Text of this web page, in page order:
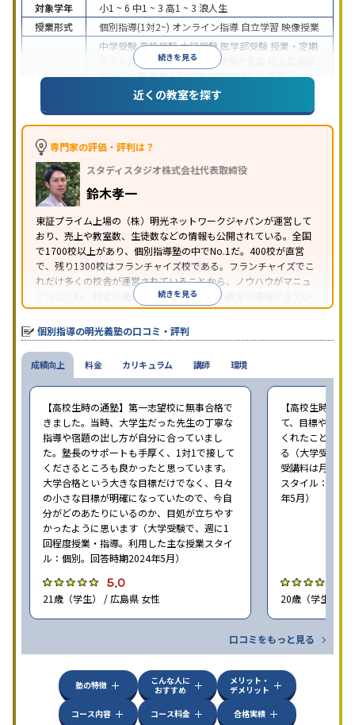
続きを見る
対象学年 小1 ~ 6 中1 ~ 3 高1 ~ 3 浪人生
授業形式
個別指導(1対2~) オンライン指導 自立学習 映像授業
中学受験高校受験大学受験 医学部受験 授業・定期
テスト対策
内申点対策 学習習慣の定着
(旧AO)対策推薦入試対策学校別特化対策国公立大
私大対策共通テスト対策
英語・英会話特化
対策その他科目別特化対策
特徴
中高一貫校生に対応
の振替可能
を利用オンライン対応1科目から受講可能
習のみの受講可
り
※2023年3月調査。小学校高学年の個別指導塾アンケート調査方法を参
近くの教室を探す
専門家の評価・評判は？
スタディスタジオ株式会社代表取締役
鈴木孝一
東証プライム上場の（株）明光ネットワークジャパンが運営して
おり、売上や教室数、生徒数などの情報も公開されている。全国
で1700校以上があり、個別指導塾の中でNo.1だ。400校が直営
で、残り1300校はフランチャイズ校である。フランチャイズでこ
れだけ多くの校舎が運営されていることから、ノウハウがマニュ
アル化され、特定の優秀な人材に依存しない教育が実現できてい
ることが推測される。
続きを見る
個別指導の明光義塾の口コミ・評判
成績向上
【高校生時の通塾】第一志望校に無事合格で
きました。当時、大学生だった先生の丁寧な
指導や宿題の出し方が自分に合っていまし
た。塾長のサポートも手厚く、1対1で接して
くださるところも良かったと思っています。
大学合格という大きな目標だけでなく、日々
の小さな目標が明確になっていたので、今自
分がどのあたりにいるのか、目処が立ちやす
かったように思います（大学受験で、週に1
回程度授業・指導。利用した主な授業スタイ
ル：個別。回答時期2024年5月）
5.0
21歳（学生） / 広島県 女性
【高校生時の通
て、目標や勉強
くれたことが、
る（大学受験で
受講料は月
スタイル：個別
年5月）
20歳（学生） /
口コミをもっと見る
料金 カリキュラム 講師 環境
塾の特徴
こんな人に
おすすめ
メリット・
デメリット
コース内容
コース料金 合格実績